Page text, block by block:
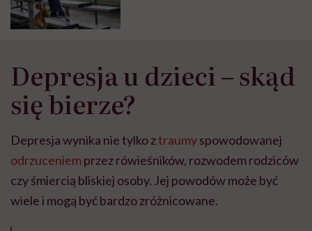
Depresja u dzieci – skąd
się bierze?
Depresja wynika nie tylko ztraumyspowodowanej
odrzuceniem przez rówieśników, rozwodem rodziców
czy śmiercią bliskiej osoby. Jej powodów może być
wiele i mogą być bardzo zróżnicowane.